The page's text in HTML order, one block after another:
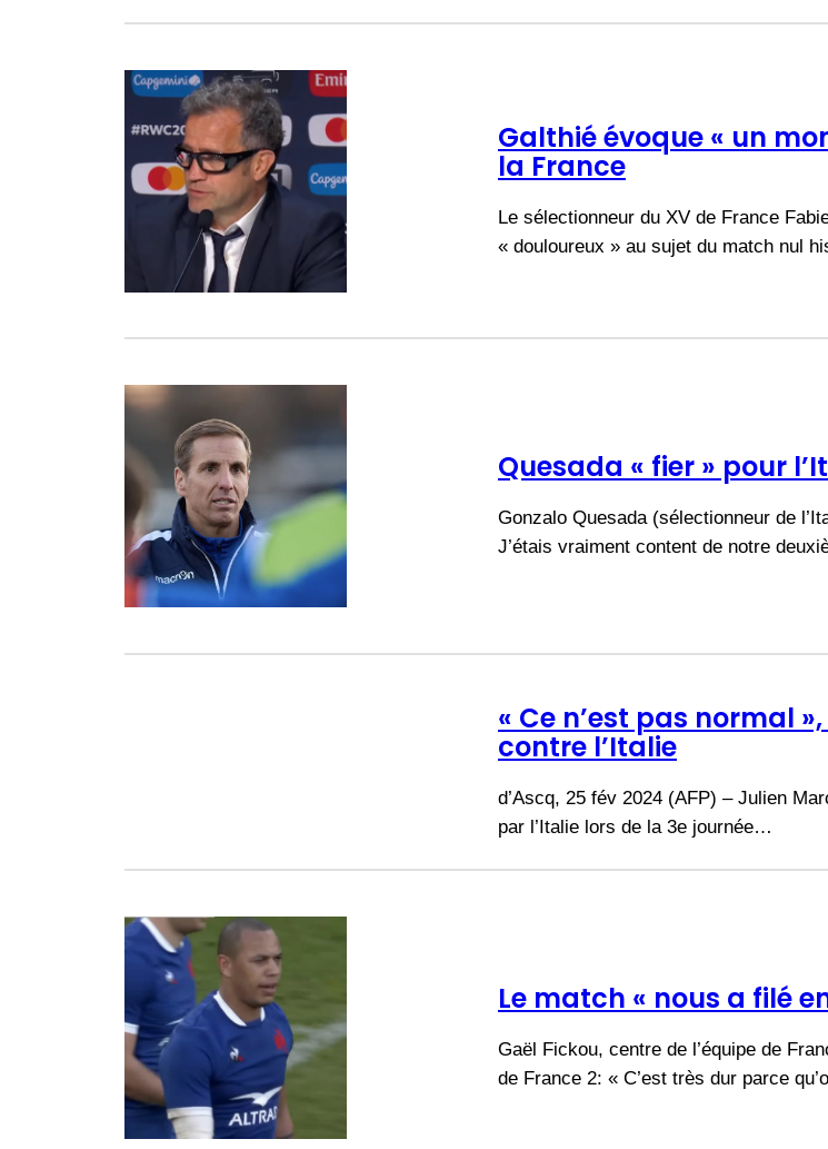
Galthié évoque « un
la France
Le sélectionneur du XV de France
« douloureux » au sujet du match nul
Quesada « fier » pour
Gonzalo Quesada (sélectionneur de
J’étais vraiment content de notre
« Ce n’est pas normal
contre l’Italie
d’Ascq, 25 fév 2024 (AFP) – Julien
par l’Italie lors de la 3e journée…
Le match « nous a filé
Gaël Fickou, centre de l’équipe de
de France 2: « C’est très dur parce